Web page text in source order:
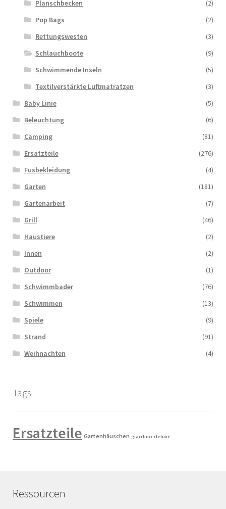
Planschbecken
(2)
Pop Bags
(2)
Rettungswesten
(3)
Schlauchboote
(9)
Schwimmende Inseln
(5)
Textilverstärkte Luftmatratzen
(3)
Baby Linie
(5)
Beleuchtung
(6)
Camping
(81)
Ersatzteile
(276)
Fusbekleidung
(4)
Garten
(181)
Gartenarbeit
(7)
Grill
(46)
Haustiere
(2)
Innen
(2)
Outdoor
(1)
Schwimmbader
(76)
Schwimmen
(13)
Spiele
(9)
Strand
(91)
Weihnachten
(4)
Tags
Ersatzteile Gartenhäuschen giardino-deluxe
Ressourcen